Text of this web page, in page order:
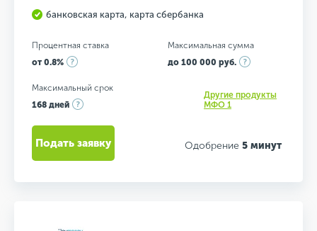
банковская карта, карта сбербанка
Процентная ставка
от 0.8%
Максимальная сумма
до 100 000 руб.
Максимальный срок
168 дней
Другие продукты
МФО 1
Одобрение 5 минут
Подать заявку